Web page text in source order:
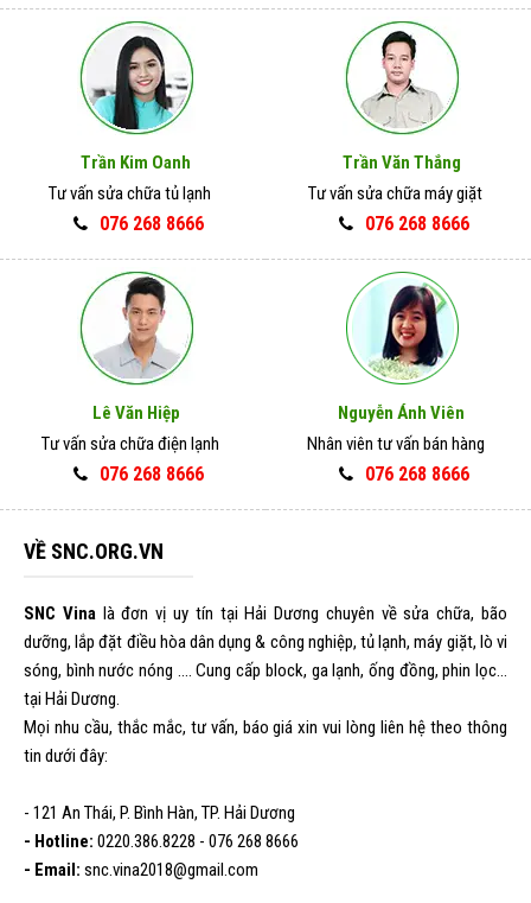
Trần Kim Oanh
Tư vấn sửa chữa tủ lạnh
076 268 8666
Trần Văn Thắng
Tư vấn sửa chữa máy giặt
076 268 8666
Lê Văn Hiệp
Tư vấn sửa chữa điện lạnh
076 268 8666
Nguyễn Ánh Viên
Nhân viên tư vấn bán hàng
076 268 8666
VỀ SNC.ORG.VN
SNC Vinalà đơn vị uy tín tại Hải Dương chuyên về sửa chữa, bão
dưỡng, lắp đặt điều hòa dân dụng & công nghiệp, tủ lạnh, máy giặt, lò vi
sóng, bình nước nóng .... Cung cấp block, ga lạnh, ống đồng, phin lọc...
tại Hải Dương.
Mọi nhu cầu, thắc mắc, tư vấn, báo giá xin vui lòng liên hệ theo thông
tin dưới đây:
- 121 An Thái, P. Bình Hàn, TP. Hải Dương
- Hotline: 0220.386.8228 - 076 268 8666
- Email: snc.vina2018@gmail.com